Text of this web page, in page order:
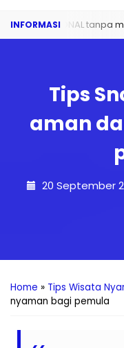
tanpa minimal peserta.
Tips
aman
20 September
Home » Tips Wisata
nyaman bagi pemula